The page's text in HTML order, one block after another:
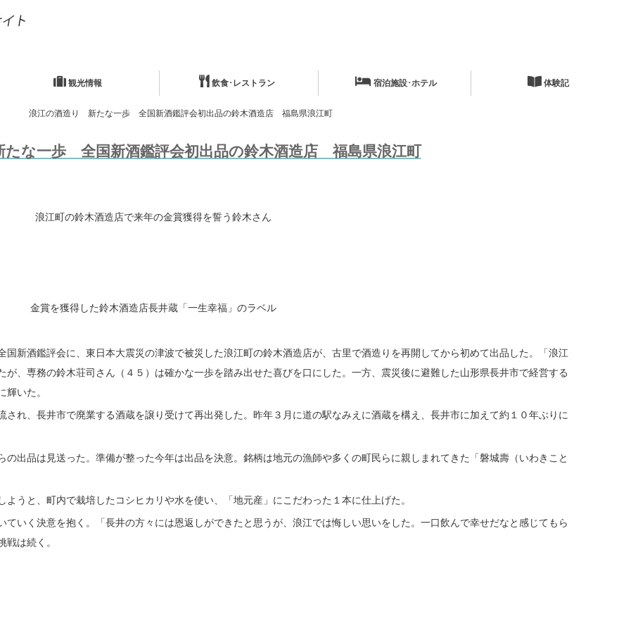
観光情報 飲食･レストラン 宿泊施設･ホテル 体験記
浪江の酒造り 新たな一歩 全国新酒鑑評会初出品の鈴木酒造店 福島県浪江町
な一歩 全国新酒鑑評会初出品の鈴木酒造店 福島県浪江町
浪江町の鈴木酒造店で来年の金賞獲得を誓う鈴木さん
金賞を獲得した鈴木酒造店長井蔵「一生幸福」のラベル
新酒鑑評会に、東日本大震災の津波で被災した浪江町の鈴木酒造店が、古里で酒造りを再開してから初めて出品した。「浪江
、専務の鈴木荘司さん（４５）は確かな一歩を踏み出せた喜びを口にした。一方、震災後に避難した山形県長井市で経営する
いた。
れ、長井市で廃業する酒蔵を譲り受けて再出発した。昨年３月に道の駅なみえに酒蔵を構え、長井市に加えて約１０年ぶりに
出品は見送った。準備が整った今年は出品を決意。銘柄は地元の漁師や多くの町民らに親しまれてきた「磐城壽（いわきこと
うと、町内で栽培したコシヒカリや水を使い、「地元産」にこだわった１本に仕上げた。
いく決意を抱く。「長井の方々には恩返しができたと思うが、浪江では悔しい思いをした。一口飲んで幸せだなと感じてもら
は続く。